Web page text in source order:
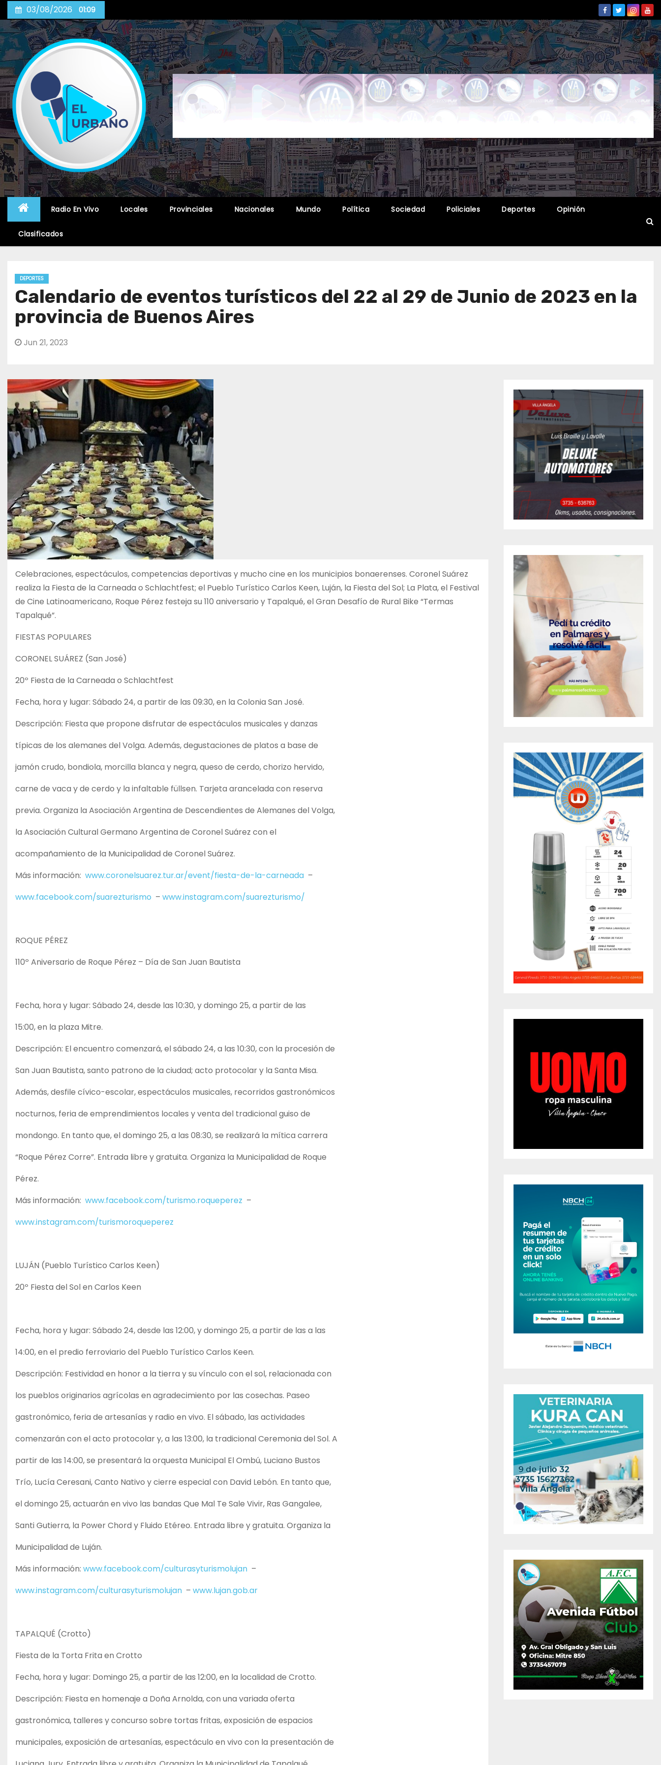
to
content
03/08/2026 01:09
Radio En Vivo Locales Provinciales Nacionales Mundo Política Sociedad Policiales Deportes Opinión
Clasificados
DEPORTES
Calendario de eventos turísticos del 22 al 29 de Junio de 2023 en la
provincia de Buenos Aires
Jun 21, 2023
Celebraciones, espectáculos, competencias deportivas y mucho cine en los municipios bonaerenses. Coronel Suárez
realiza la Fiesta de la Carneada o Schlachtfest; el Pueblo Turístico Carlos Keen, Luján, la Fiesta del Sol; La Plata, el Festival
de Cine Latinoamericano, Roque Pérez festeja su 110 aniversario y Tapalqué, el Gran Desafío de Rural Bike “Termas
Tapalqué”.
FIESTAS POPULARES
CORONEL SUÁREZ (San José)
20º Fiesta de la Carneada o Schlachtfest
Fecha, hora y lugar: Sábado 24, a partir de las 09:30, en la Colonia San José.
Descripción: Fiesta que propone disfrutar de espectáculos musicales y danzas
típicas de los alemanes del Volga. Además, degustaciones de platos a base de
jamón crudo, bondiola, morcilla blanca y negra, queso de cerdo, chorizo hervido,
carne de vaca y de cerdo y la infaltable füllsen. Tarjeta arancelada con reserva
previa. Organiza la Asociación Argentina de Descendientes de Alemanes del Volga,
la Asociación Cultural Germano Argentina de Coronel Suárez con el
acompañamiento de la Municipalidad de Coronel Suárez.
Más información: www.coronelsuarez.tur.ar/event/fiesta-de-la-carneada –
www.facebook.com/suarezturismo – www.instagram.com/suarezturismo/
ROQUE PÉREZ
110º Aniversario de Roque Pérez – Día de San Juan Bautista
Fecha, hora y lugar: Sábado 24, desde las 10:30, y domingo 25, a partir de las
15:00, en la plaza Mitre.
Descripción: El encuentro comenzará, el sábado 24, a las 10:30, con la procesión de
San Juan Bautista, santo patrono de la ciudad; acto protocolar y la Santa Misa.
Además, desfile cívico-escolar, espectáculos musicales, recorridos gastronómicos
nocturnos, feria de emprendimientos locales y venta del tradicional guiso de
mondongo. En tanto que, el domingo 25, a las 08:30, se realizará la mítica carrera
“Roque Pérez Corre”. Entrada libre y gratuita. Organiza la Municipalidad de Roque
Pérez.
Más información: www.facebook.com/turismo.roqueperez –
www.instagram.com/turismoroqueperez
LUJÁN (Pueblo Turístico Carlos Keen)
20º Fiesta del Sol en Carlos Keen
Fecha, hora y lugar: Sábado 24, desde las 12:00, y domingo 25, a partir de las a las
14:00, en el predio ferroviario del Pueblo Turístico Carlos Keen.
Descripción: Festividad en honor a la tierra y su vínculo con el sol, relacionada con
los pueblos originarios agrícolas en agradecimiento por las cosechas. Paseo
gastronómico, feria de artesanías y radio en vivo. El sábado, las actividades
comenzarán con el acto protocolar y, a las 13:00, la tradicional Ceremonia del Sol. A
partir de las 14:00, se presentará la orquesta Municipal El Ombú, Luciano Bustos
Trío, Lucía Ceresani, Canto Nativo y cierre especial con David Lebón. En tanto que,
el domingo 25, actuarán en vivo las bandas Que Mal Te Sale Vivir, Ras Gangalee,
Santi Gutierra, la Power Chord y Fluido Etéreo. Entrada libre y gratuita. Organiza la
Municipalidad de Luján.
Más información: www.facebook.com/culturasyturismolujan –
www.instagram.com/culturasyturismolujan – www.lujan.gob.ar
TAPALQUÉ (Crotto)
Fiesta de la Torta Frita en Crotto
Fecha, hora y lugar: Domingo 25, a partir de las 12:00, en la localidad de Crotto.
Descripción: Fiesta en homenaje a Doña Arnolda, con una variada oferta
gastronómica, talleres y concurso sobre tortas fritas, exposición de espacios
municipales, exposición de artesanías, espectáculo en vivo con la presentación de